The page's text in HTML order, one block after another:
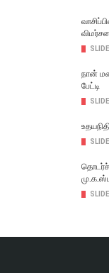
SLIDE
நான்
பேட்டி
SLIDE
SLIDE
SLIDE